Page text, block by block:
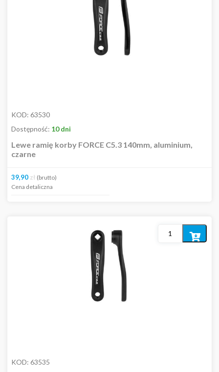
KOD: 63530
Dostępność: 10 dni
Lewe ramię korby FORCE C5.3 140mm, aluminium,
czarne
39,90 zł (brutto)
Cena detaliczna
KOD: 63535
Dodaj